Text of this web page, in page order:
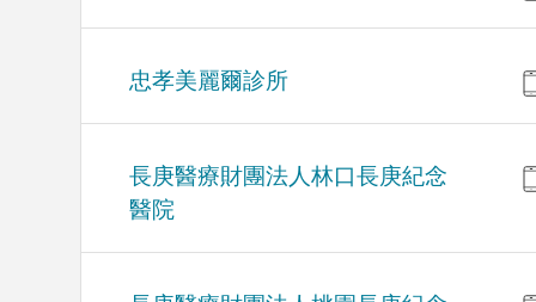
忠孝美麗爾診所
長庚醫療財團法人林口長庚紀念
醫院